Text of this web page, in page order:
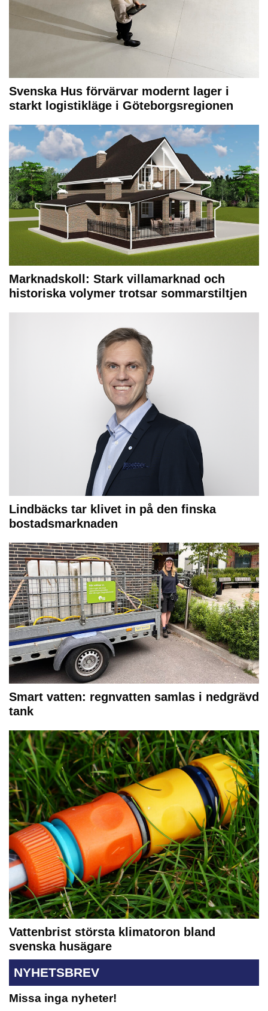
Svenska Hus förvärvar modernt lager i
starkt logistikläge i Göteborgsregionen
Marknadskoll: Stark villamarknad och
historiska volymer trotsar sommarstiltjen
Lindbäcks tar klivet in på den finska
bostadsmarknaden
Smart vatten: regnvatten samlas i nedgrävd
tank
Vattenbrist största klimatoron bland
svenska husägare
NYHETSBREV
Missa inga nyheter!